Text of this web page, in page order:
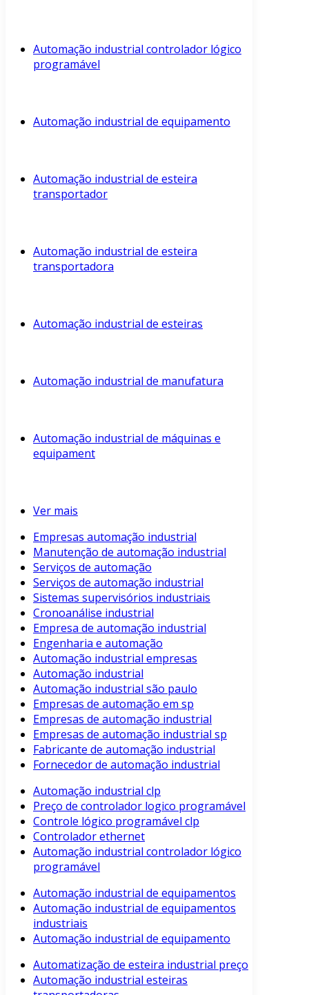
Automação industrial controlador lógico
programável
Automação industrial de equipamento
Automação industrial de esteira
transportador
Automação industrial de esteira
transportadora
Automação industrial de esteiras
Automação industrial de manufatura
Automação industrial de máquinas e
equipament
Ver mais
Empresas automação industrial
Manutenção de automação industrial
Serviços de automação
Serviços de automação industrial
Sistemas supervisórios industriais
Cronoanálise industrial
Empresa de automação industrial
Engenharia e automação
Automação industrial empresas
Automação industrial
Automação industrial são paulo
Empresas de automação em sp
Empresas de automação industrial
Empresas de automação industrial sp
Fabricante de automação industrial
Fornecedor de automação industrial
Automação industrial clp
Preço de controlador logico programável
Controle lógico programável clp
Controlador ethernet
Automação industrial controlador lógico
programável
Automação industrial de equipamentos
Automação industrial de equipamentos
industriais
Automação industrial de equipamento
Automatização de esteira industrial preço
Automação industrial esteiras